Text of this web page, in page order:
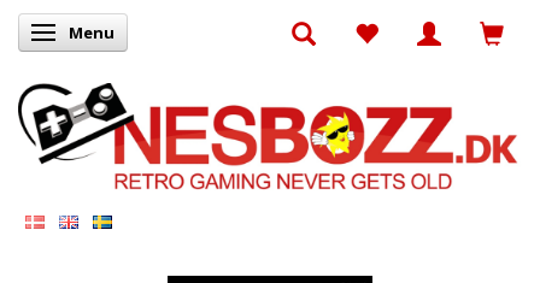
Skifte navigation
Menu